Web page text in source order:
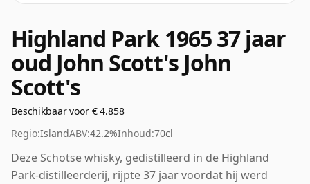
Highland Park 1965 37 jaar
oud John Scott's John
Scott's
Beschikbaar voor € 4.858
Regio:IslandABV:42.2%Inhoud:70cl
Deze Schotse whisky, gedistilleerd in de Highland
Park-distilleerderij, rijpte 37 jaar voordat hij werd